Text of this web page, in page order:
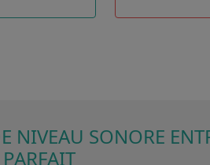
NIVEAU SONORE